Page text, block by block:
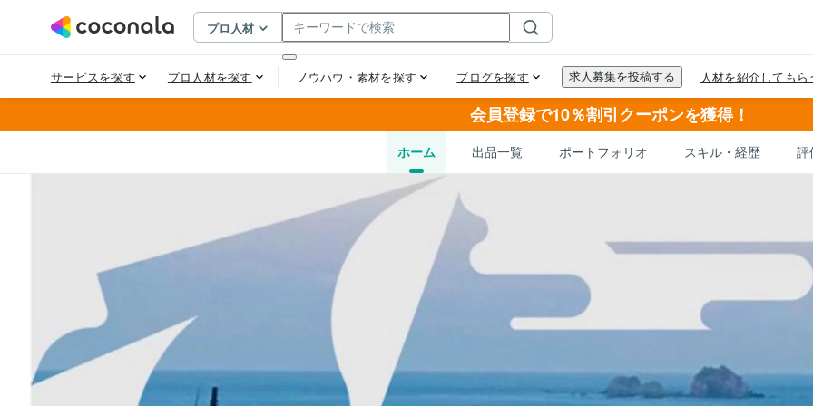
会員登録で10％割引クーポンを獲得！
ホーム 出品一覧 ポートフォリオ スキル・経歴 評